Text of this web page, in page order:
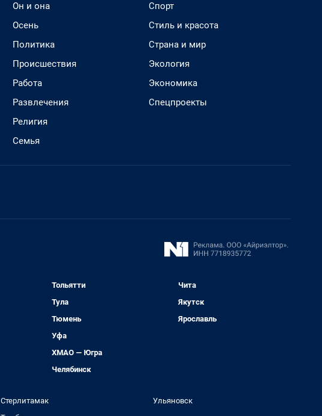
Он и она
Осень
Политика
Происшествия
Работа
Развлечения
Религия
Семья
Спорт
Стиль и красота
Страна и мир
Экология
Экономика
Спецпроекты
Тольятти
Тула
Тюмень
Уфа
ХМАО — Югра
Челябинск
Чита
Якутск
Ярославль
Стерлитамак
Ульяновск